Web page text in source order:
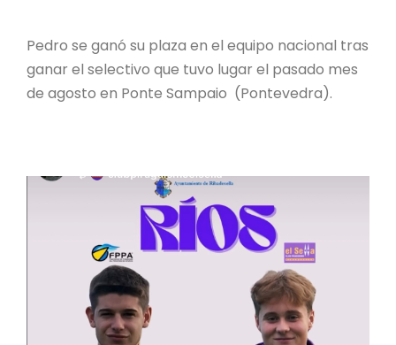
Pedro se ganó su plaza en el equipo nacional tras
ganar el selectivo que tuvo lugar el pasado mes
de agosto en Ponte Sampaio (Pontevedra).